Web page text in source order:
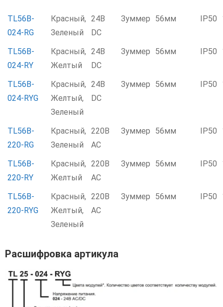
TL56B-
024-RG
Красный,
Зеленый
24В
DC
Зуммер 56мм IP50
TL56B-
024-RY
Красный,
Желтый
24В
DC
Зуммер 56мм IP50
TL56B-
024-RYG
Красный,
Желтый,
Зеленый
24В
DC
Зуммер 56мм IP50
TL56B-
220-RG
Красный,
Зеленый
220В
AC
Зуммер 56мм IP50
TL56B-
220-RY
Красный,
Желтый
220В
AC
Зуммер 56мм IP50
TL56B-
220-RYG
Красный,
Желтый,
Зеленый
220В
AC
Зуммер 56мм IP50
Расшифровка артикула